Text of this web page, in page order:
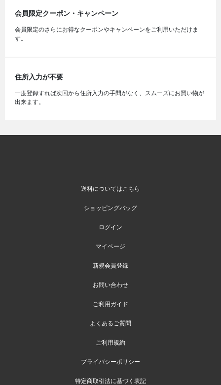
会員限定クーポン・キャンペーン
会員限定のさらにお得なクーポンやキャンペーンをご利用いただけま
す。
住所入力が不要
一度登録すれば次回から住所入力の手間がなく、スムーズにお買い物が
出来ます。
送料についてはこちら
ショッピングバッグ
ログイン
マイページ
新規会員登録
お問い合わせ
ご利用ガイド
よくあるご質問
ご利用規約
プライバシーポリシー
特定商取引法に基づく表記